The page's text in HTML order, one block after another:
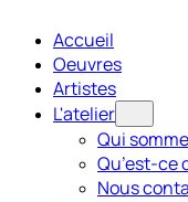
Accueil
Oeuvres
Artistes
L'atelier
Qui
Qu’est-ce
Nous